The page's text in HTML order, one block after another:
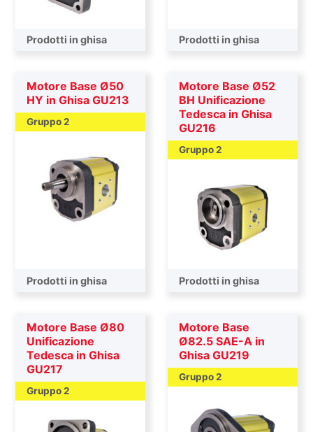
Prodotti in ghisa Prodotti in ghisa
Motore Base Ø50
HY in Ghisa GU213
Gruppo 2
Prodotti in ghisa
Motore Base Ø52
BH Unificazione
Tedesca in Ghisa
GU216
Gruppo 2
Prodotti in ghisa
Motore Base Ø80
Unificazione
Tedesca in Ghisa
GU217
Gruppo 2
Motore Base
Ø82.5 SAE-A in
Ghisa GU219
Gruppo 2